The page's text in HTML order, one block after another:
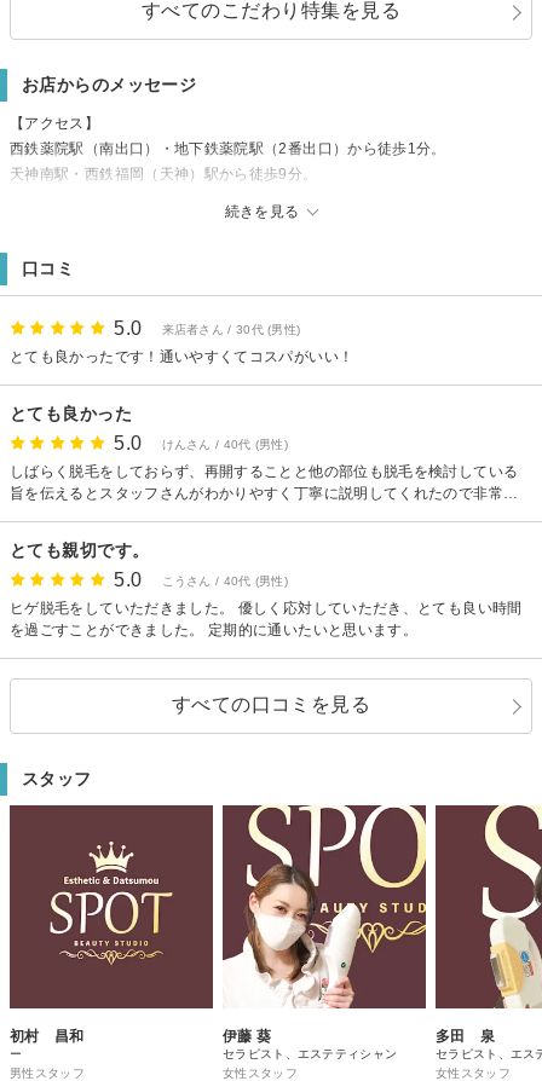
すべてのこだわり特集を見る
お店からのメッセージ
続きを見る
【アクセス】
西鉄薬院駅（南出口）・地下鉄薬院駅（2番出口）から徒歩1分。
天神南駅・西鉄福岡（天神）駅から徒歩9分。
モスバーガーが入るビルの6階です。
【駐車場】
専用駐車場はないため、近隣のコインパーキングをご利用ください。
【お支払い方法】
PayPay・LINEPay・楽天Pay・ApplePay・WAONなど幅広く対応していま
薬院・天神エリアで痛みが少ない脱毛・フェイシャルをお探しならエステテ
ィック＆脱毛サロンSPOT福岡薬院駅前店へどうぞ。
口コミ
5.0 来店者さん / 30代 (男性)
とても良かったです！通いやすくてコスパがいい！
とても良かった
5.0 けんさん / 40代 (男性)
しばらく脱毛をしておらず、再開することと他の部位も脱毛を検討している
旨を伝えるとスタッフさんがわかりやすく丁寧に説明してくれたので非常に
とても親切です。
5.0 こうさん / 40代 (男性)
ヒゲ脱毛をしていただきました。 優しく応対していただき、とても良い時間
を過ごすことができました。 定期的に通いたいと思います。
すべての口コミを見る
スタッフ
初村 昌和
ー
男性スタッフ
伊藤 葵
セラピスト、エステティシャン
女性スタッフ
多田 泉
セラピスト、エス
女性スタッフ